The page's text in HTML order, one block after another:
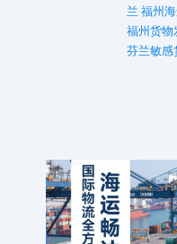
兰 福州
福州货物
芬兰敏感